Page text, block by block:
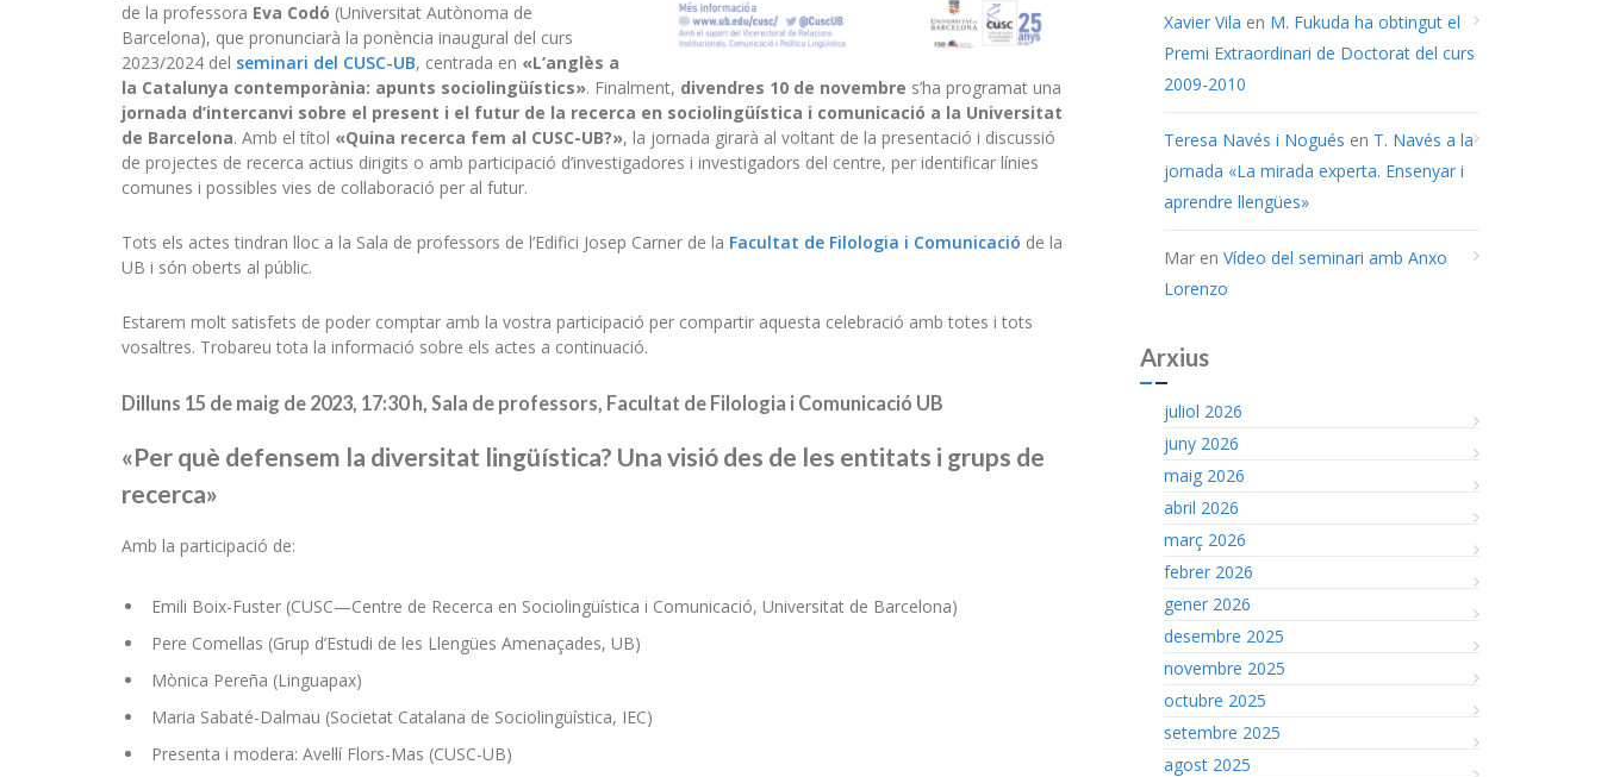
de la professora Eva Codó (Universitat Autònoma de
Barcelona), que pronunciarà la ponència inaugural del curs
2023/2024 del seminari del CUSC-UB, centrada en «L’anglès a
la Catalunya contemporània: apunts sociolingüístics». Finalment, divendres 10 de novembre s’ha programat una
jornada d’intercanvi sobre el present i el futur de la recerca en sociolingüística i comunicació a la Universitat
de Barcelona. Amb el títol «Quina recerca fem al CUSC-UB?», la jornada girarà al voltant de la presentació i discussió
de projectes de recerca actius dirigits o amb participació d’investigadores i investigadors del centre, per identificar línies
comunes i possibles vies de col·laboració per al futur.
Tots els actes tindran lloc a la Sala de professors de l’Edifici Josep Carner de la Facultat de Filologia i Comunicació de la
UB i són oberts al públic.
Estarem molt satisfets de poder comptar amb la vostra participació per compartir aquesta celebració amb totes i tots
vosaltres. Trobareu tota la informació sobre els actes a continuació.
Dilluns 15 de maig de 2023, 17:30 h, Sala de professors, Facultat de Filologia i Comunicació UB
«Per què defensem la diversitat lingüística? Una visió des de les entitats i grups de
recerca»
Amb la participació de:
Emili Boix-Fuster (CUSC—Centre de Recerca en Sociolingüística i Comunicació, Universitat de Barcelona)
Pere Comellas (Grup d’Estudi de les Llengües Amenaçades, UB)
Mònica Pereña (Linguapax)
Maria Sabaté-Dalmau (Societat Catalana de Sociolingüística, IEC)
Presenta i modera: Avel·lí Flors-Mas (CUSC-UB)
Xavier Vila en M. Fukuda ha obtingut el
Premi Extraordinari de Doctorat del curs
2009-2010
Teresa Navés i Nogués en T. Navés a la
jornada «La mirada experta. Ensenyar i
aprendre llengües»
Mar en Vídeo del seminari amb Anxo
Lorenzo
Arxius
juliol 2026
juny 2026
maig 2026
abril 2026
març 2026
febrer 2026
gener 2026
desembre 2025
novembre 2025
octubre 2025
setembre 2025
agost 2025